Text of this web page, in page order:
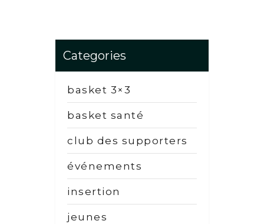
Categories
basket 3×3
basket santé
club des supporters
événements
insertion
jeunes